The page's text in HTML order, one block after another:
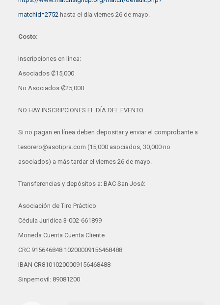
matchid=2752hasta el día viernes 26 de mayo.
Costo:
Inscripciones en línea:
Asociados ₡‎15,000
No Asociados ₡‎25,000
NO HAY INSCRIPCIONES EL DÍA DEL EVENTO
Si no pagan en línea deben depositar y enviar el comprobante a
tesorero@asotipra.com (15,000 asociados, 30,000 no
asociados) a más tardar el viernes 26 de mayo.
Transferencias y depósitos a: BAC San José:
Asociación de Tiro Práctico
Cédula Jurídica 3-002-661899
Moneda Cuenta Cuenta Cliente
CRC 915646848 10200009156468488
IBAN CR81010200009156468488
Sinpemovil: 89081200